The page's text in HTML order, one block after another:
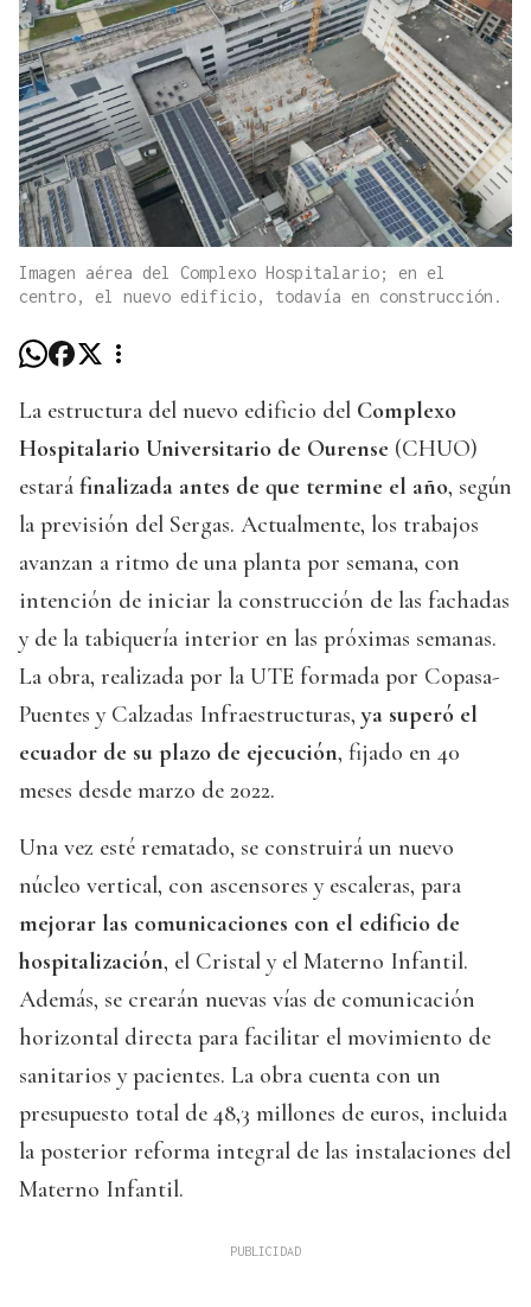
Imagen aérea del Complexo Hospitalario; en el
centro, el nuevo edificio, todavía en construcción.
La estructura del nuevo edificio del Complexo
Hospitalario Universitario de Ourense (CHUO)
estará finalizada antes de que termine el año, según
la previsión del Sergas. Actualmente, los trabajos
avanzan a ritmo de una planta por semana, con
intención de iniciar la construcción de las fachadas
y de la tabiquería interior en las próximas semanas.
La obra, realizada por la UTE formada por Copasa-
Puentes y Calzadas Infraestructuras,ya superó el
ecuador de su plazo de ejecución, fijado en 40
meses desde marzo de 2022.
Una vez esté rematado, se construirá un nuevo
núcleo vertical, con ascensores y escaleras, para
mejorar las comunicaciones con el edificio de
hospitalización, el Cristal y el Materno Infantil.
Además, se crearán nuevas vías de comunicación
horizontal directa para facilitar el movimiento de
sanitarios y pacientes. La obra cuenta con un
presupuesto total de 48,3 millones de euros, incluida
la posterior reforma integral de las instalaciones del
Materno Infantil.